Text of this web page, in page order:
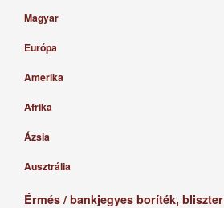
Magyar
Európa
Amerika
Afrika
Ázsia
Ausztrália
Érmés / bankjegyes boríték, bliszter